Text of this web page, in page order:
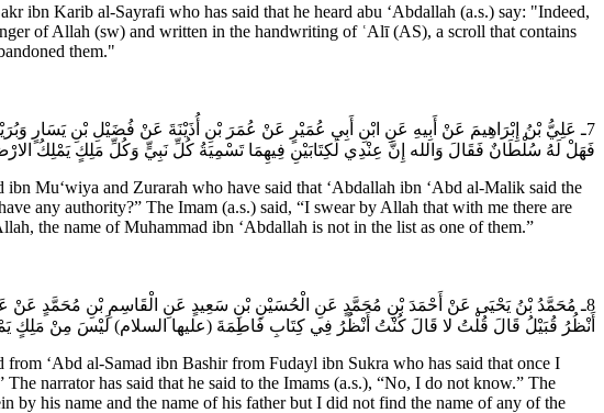
ibn Karib al-Sayrafi who has said that he heard abu ‘Abdallah (a.s.) say: "Indeed,
of Allah (sw) and written in the handwriting of ʿAlī (AS), a scroll that contains
them."
7ـ عَلِيُّ بْنُ إِبْرَاهِيمَ عَنْ أَبِيهِ عَنِ ابْنِ أَبِي عُمَيْرٍ عَنْ عُمَرَ بْنِ أُذَيْنَةَ عَنْ فُضَيْلِ بْنِ يَسَارٍ
فَهَلْ لَهُ سُلْطَانٌ فَقَالَ وَالله إِنَّ عِنْدِي لَكِتَابَيْنِ فِيهِمَا تَسْمِيَةُ كُلِّ نَبِيٍّ وَكُلِّ مَلِكٍ يَمْلِكُ
Mu‘wiya and Zurarah who have said that ‘Abdallah ibn ‘Abd al-Malik said the
any authority?” The Imam (a.s.) said, “I swear by Allah that with me there are
the name of Muhammad ibn ‘Abdallah is not in the list as one of them.”
8ـ مُحَمَّدُ بْنُ يَحْيَى عَنْ أَحْمَدَ بْنِ مُحَمَّدٍ عَنِ الْحُسَيْنِ بْنِ سَعِيدٍ عَنِ الْقَاسِمِ بْنِ مُحَمَّدٍ عَنْ
أَنْظُرُ قُبَيْلُ قَالَ قُلْتُ لا قَالَ كُنْتُ أَنْظُرُ فِي كِتَابِ فَاطِمَةَ (عليها السلام) لَيْسَ مِنْ مَلِكٍ
‘Abd al-Samad ibn Bashir from Fudayl ibn Sukra who has said that once I
narrator has said that he said to the Imams (a.s.), “No, I do not know.” The
his name and the name of his father but I did not find the name of any of the